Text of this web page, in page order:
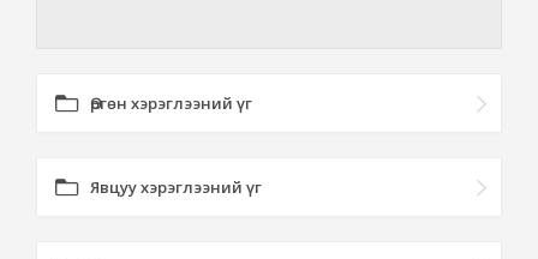
Өргөн хэрэглээний үг
Явцуу хэрэглээний үг